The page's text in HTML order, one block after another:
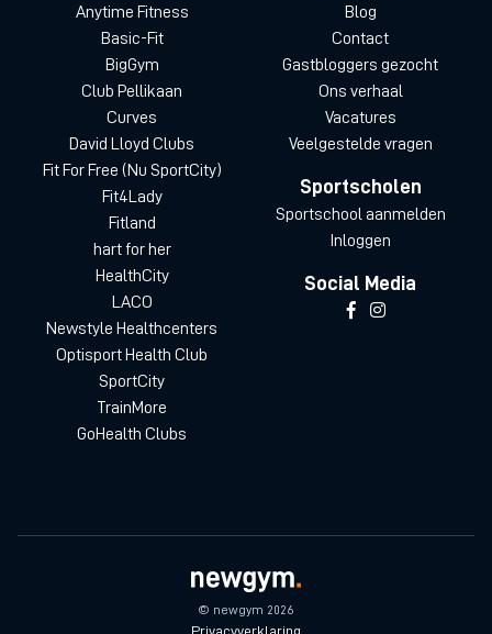
Anytime Fitness
Basic-Fit
BigGym
Club Pellikaan
Curves
David Lloyd Clubs
Fit For Free (Nu SportCity)
Fit4Lady
Fitland
hart for her
HealthCity
LACO
Newstyle Healthcenters
Optisport Health Club
SportCity
TrainMore
GoHealth Clubs
Blog
Contact
Gastbloggers gezocht
Ons verhaal
Vacatures
Veelgestelde vragen
Sportscholen
Sportschool aanmelden
Inloggen
Social Media
© newgym 2026
Privacyverklaring